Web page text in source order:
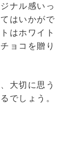
ナル感いっ
はいかがで
はホワイト
ョコを贈り
大切に思う
でしょう。